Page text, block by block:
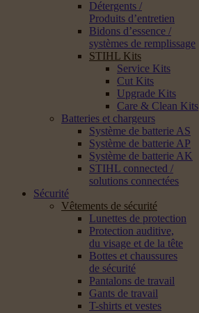
Détergents /
Produits d’entretien
Bidons d’essence /
systèmes de remplissage
STIHL Kits
Service Kits
Cut Kits
Upgrade Kits
Care & Clean Kits
Batteries et chargeurs
Système de batterie AS
Système de batterie AP
Système de batterie AK
STIHL connected /
solutions connectées
Sécurité
Vêtements de sécurité
Lunettes de protection
Protection auditive,
du visage et de la tête
Bottes et chaussures
de sécurité
Pantalons de travail
Gants de travail
T-shirts et vestes